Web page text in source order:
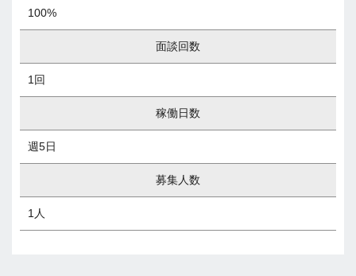
100%
面談回数
1回
稼働日数
週5日
募集人数
1人